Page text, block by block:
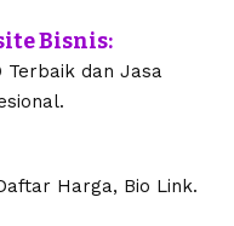
Bisnis:
Terbaik dan Jasa
Harga, Bio Link.